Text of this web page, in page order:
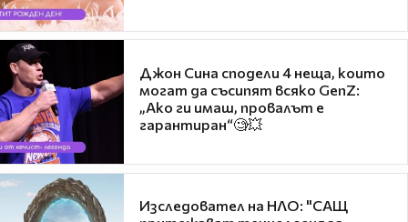
Джон Сина сподели 4 неща, които
могат да съсипят всяко GenZ:
„Ако ги имаш, провалът е
гарантиран“🧐💥
Изследовател на НЛО: "САЩ